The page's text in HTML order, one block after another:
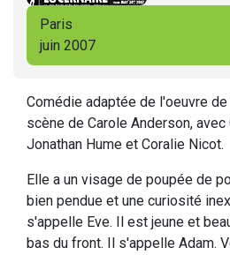
Paris
juin 2007
Comédie adaptée de l'oeuvre
scène de Carole Anderson, avec
Jonathan Hume et Coralie Nicot.
Elle a un visage de poupée de
bien pendue et une curiosité
s'appelle Eve. Il est jeune et
bas du front. Il s'appelle Adam.